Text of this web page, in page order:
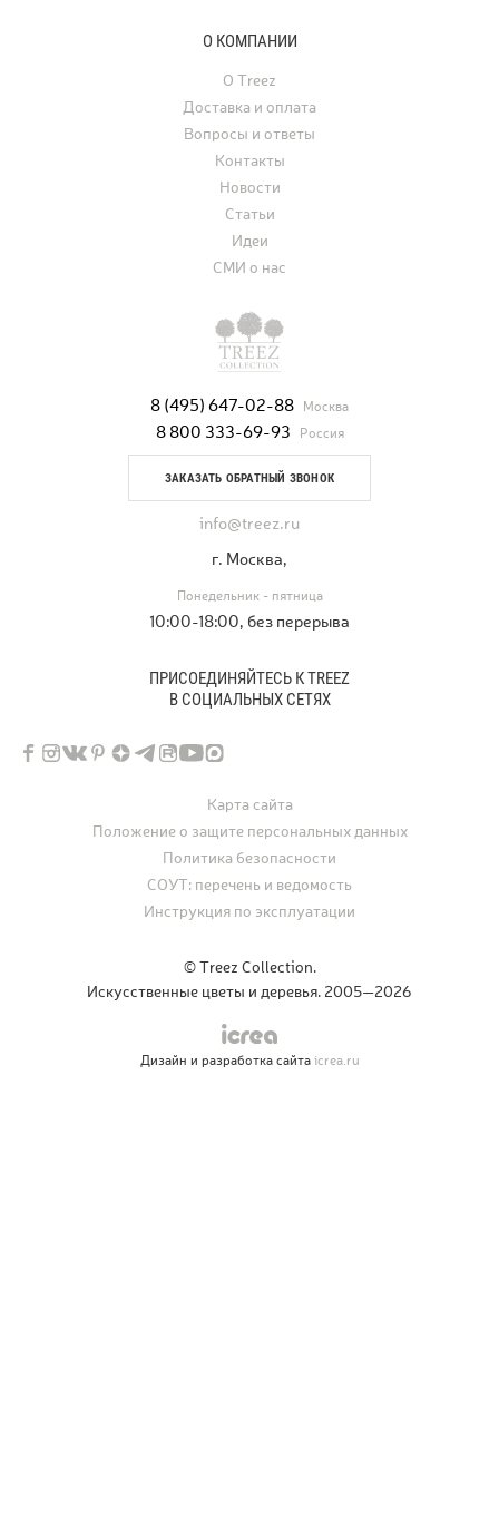
8 (495) 647-02-88 Москва
8 800 333-69-93 Россия
ЗАКАЗАТЬ ОБРАТНЫЙ ЗВОНОК
info@treez.ru
г. Москва,
Понедельник - пятница
10:00-18:00, без перерыва
О КОМПАНИИ
О Treez
Доставка и оплата
Вопросы и ответы
Контакты
Новости
Статьи
Идеи
СМИ о нас
ПРИСОЕДИНЯЙТЕСЬ К TREEZ
В СОЦИАЛЬНЫХ СЕТЯХ
© Treez Collection.
Искусственные цветы и деревья. 2005—2026
Карта сайта
Положение о защите персональных данных
Политика безопасности
СОУТ: перечень и ведомость
Инструкция по эксплуатации
Дизайн и разработка сайтаicrea.ru